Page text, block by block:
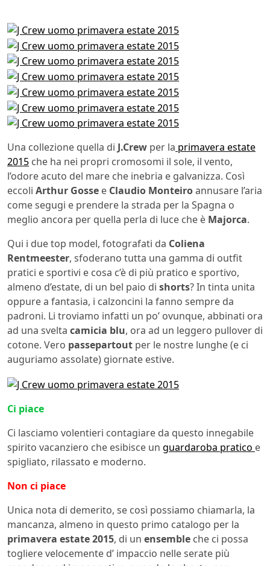
Una collezione quella di J.Crew per la primavera estate
2015 che ha nei propri cromosomi il sole, il vento,
l’odore acuto del mare che inebria e galvanizza. Così
eccoli Arthur Gosse e Claudio Monteiroannusare l’aria
come segugi e prendere la strada per la Spagna o
meglio ancora per quella perla di luce che è Majorca.
Qui i due top model, fotografati da Coliena
Rentmeester, sfoderano tutta una gamma di outfit
pratici e sportivi e cosa c’è di più pratico e sportivo,
almeno d’estate, di un bel paio di shorts? In tinta unita
oppure a fantasia, i calzoncini la fanno sempre da
padroni. Li troviamo infatti un po’ ovunque, abbinati ora
ad una svelta camicia blu, ora ad un leggero pullover di
cotone. Vero passepartout per le nostre lunghe (e ci
auguriamo assolate) giornate estive.
Ci piace
Ci lasciamo volentieri contagiare da questo innegabile
spirito vacanziero che esibisce un guardaroba pratico e
spigliato, rilassato e moderno.
Non ci piace
Unica nota di demerito, se così possiamo chiamarla, la
mancanza, almeno in questo primo catalogo per la
primavera estate 2015, di un ensemble che ci possa
togliere velocemente d’ impaccio nelle serate più